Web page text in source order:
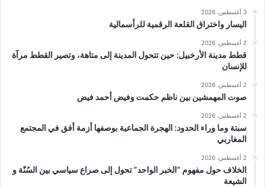
3 أغسطس، 2026
اليسار واختراق القلعة الرقمية للرأسمالية
2 أغسطس، 2026
قطط مدينة الأرخبيل: حين تتحول المدينة إلى متاهة، وتصير القطط مرآة
للإنسان
2 أغسطس، 2026
صوت المهمشين بين ناظم حكمت وفيض أحمد فيض
2 أغسطس، 2026
سبتة وما وراء الحدود: الهجرة الجماعية بوصفها أزمة أفق في المجتمع
المغاربي
2 أغسطس، 2026
الخلاف حول مفهوم “الخبر الواحد” تحول إلى صراع سياسي بين السُنّة و
الشيعة